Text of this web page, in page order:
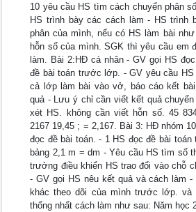
10 yêu cầu HS tìm cách chuyển phân
HS trình bày các cách làm - HS trình
phân của mình, nếu có HS làm bài
hỗn số của mình. SGK thì yêu cầu em
làm. Bài 2:HĐ cá nhân - GV gọi HS
đề bài toán trước lớp. - GV yêu cầu
cả lớp làm bài vào vở, báo cáo kết
quả - Lưu ý chỉ cần viết kết quả
xét HS. không cần viết hỗn số. 45
2167 19,45 ; = 2,167. Bài 3: HĐ nhóm
đọc đề bài toán. - 1 HS đọc đề bài
bảng 2,1 m = dm - Yêu cầu HS tìm số
trưởng điều khiển HS trao đổi vào chỗ
- GV gọi HS nêu kết quả và cách làm
khác theo dõi của mình trước lớp.
thống nhất cách làm như sau: Năm học